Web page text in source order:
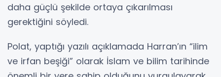
daha güçlü şekilde ortaya çıkarılması
gerektiğini söyledi.
Polat, yaptığı yazılı açıklamada Harran’ın “ilim
ve irfan beşiği” olarak İslam ve bilim tarihinde